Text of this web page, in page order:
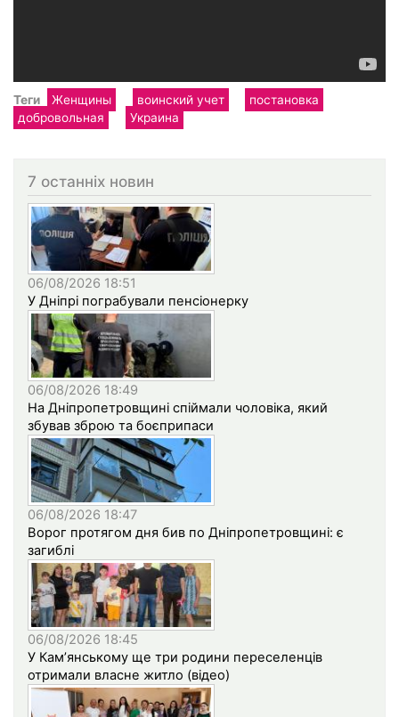
Теги Женщины воинский учет
постановка
добровольная
Украина
7 останніх новин
06/08/2026 18:51
У Дніпрі пограбували пенсіонерку
06/08/2026 18:49
На Дніпропетровщині спіймали чоловіка, який
збував зброю та боєприпаси
06/08/2026 18:47
Ворог протягом дня бив по Дніпропетровщині: є
загиблі
06/08/2026 18:45
У Кам’янському ще три родини переселенців
отримали власне житло (відео)